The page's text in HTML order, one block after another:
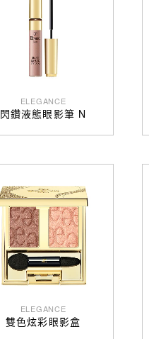
ELEGANCE
閃鑽液態眼影筆 N
ELEGANCE
雙色炫彩眼影盒